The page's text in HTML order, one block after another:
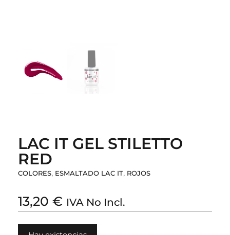
LAC IT GEL STILETTO
RED
COLORES, ESMALTADO LAC IT, ROJOS
13,20 € IVA No Incl.